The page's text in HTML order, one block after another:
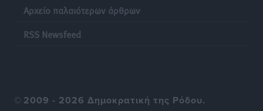
Αρχείο παλαιότερων άρθρων
RSS Newsfeed
© 2009 - 2026 Δημοκρατική της Ρόδου.